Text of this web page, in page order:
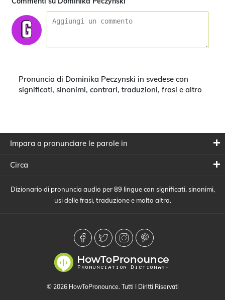
Pronuncia di Dominika Peczynski in svedese con
significati, sinonimi, contrari, traduzioni, frasi e altro
Impara a pronunciare le parole in
Circa
Dizionario di pronuncia audio per 89 lingue con significati, sinonimi,
usi delle frasi, traduzione e molto altro.
© 2026 HowToPronounce. Tutti I Diritti Riservati